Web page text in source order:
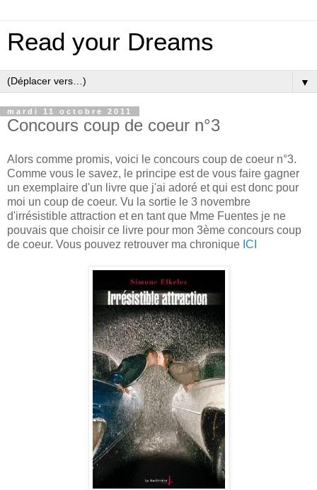
Read your Dreams
▼
mardi 11 octobre 2011
Concours coup de coeur n°3
Alors comme promis, voici le concours coup de coeur n°3.
Comme vous le savez, le principe est de vous faire gagner
un exemplaire d'un livre que j'ai adoré et qui est donc pour
moi un coup de coeur. Vu la sortie le 3 novembre
d'irrésistible attraction et en tant que Mme Fuentes je ne
pouvais que choisir ce livre pour mon 3ème concours coup
de coeur. Vous pouvez retrouver ma chronique ICI